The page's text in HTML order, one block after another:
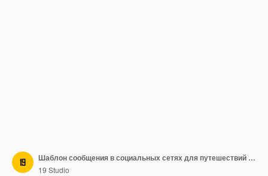
Шаблон сообщения в социальных сетях для путешествий и туризма
19 Studio